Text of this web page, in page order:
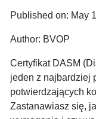
Published on: May
Author: BVOP
Certyfikat DASM
jeden z najbardziej
potwierdzających
Zastanawiasz się,